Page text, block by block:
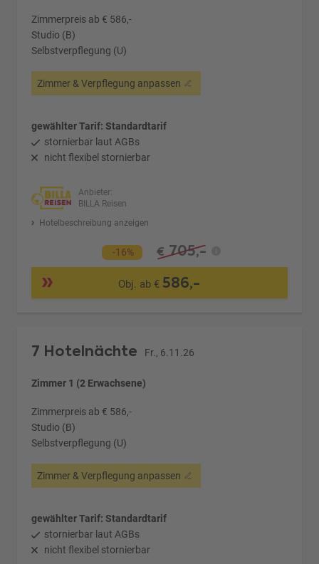
Zimmerpreis ab € 586,-
Studio (B)
Selbstverpflegung (U)
Zimmer & Verpflegung anpassen
gewählter Tarif: Standardtarif
stornierbar laut AGBs
nicht flexibel stornierbar
Anbieter:
BILLA Reisen
Hotelbeschreibung anzeigen
-16% € 705,-
Obj. ab € 586,-
7 Hotelnächte Fr., 6.11.26
Zimmer 1 (2 Erwachsene)
Zimmerpreis ab € 586,-
Studio (B)
Selbstverpflegung (U)
Zimmer & Verpflegung anpassen
gewählter Tarif: Standardtarif
stornierbar laut AGBs
nicht flexibel stornierbar